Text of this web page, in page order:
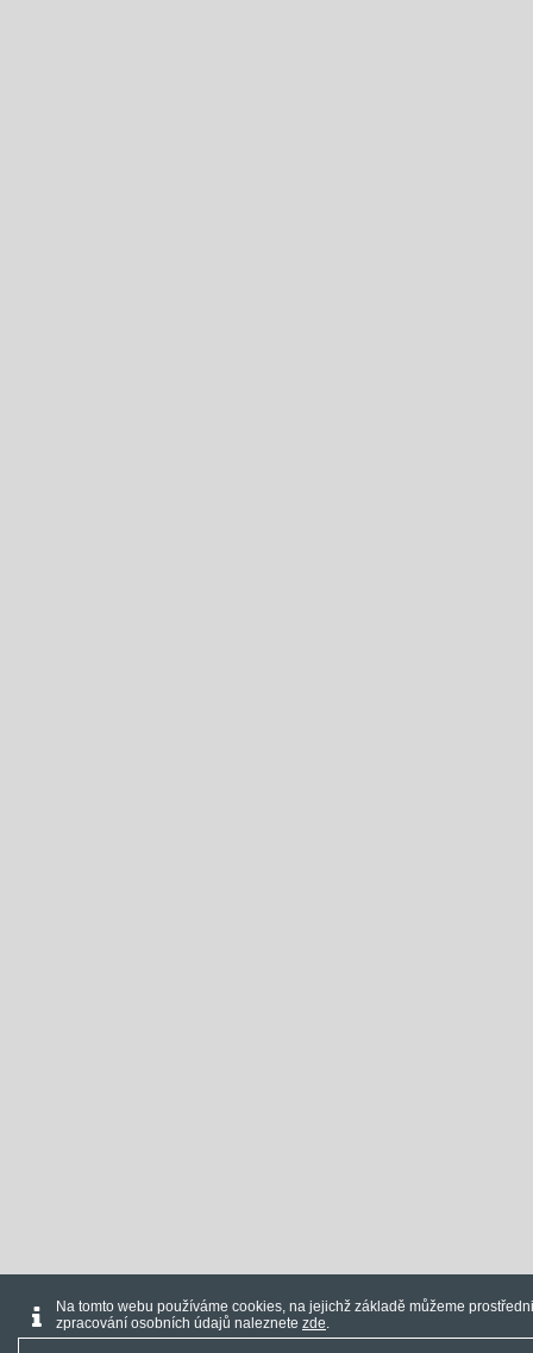
Na tomto webu používáme cookies, na jejichž základě můžeme
zpracování osobních údajů naleznete zde.